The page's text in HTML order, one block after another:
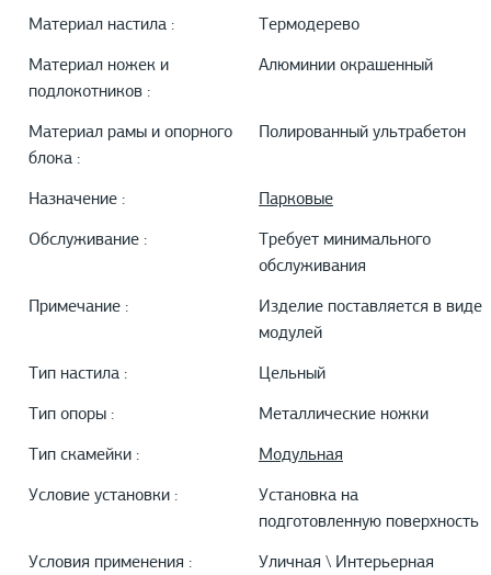
Материал настила : Термодерево
Материал ножек и
подлокотников :
Алюминии окрашенный
Материал рамы и опорного
блока :
Полированный ультрабетон
Назначение : Парковые
Обслуживание :
Требует минимального
обслуживания
Примечание :
Изделие поставляется в виде
модулей
Тип настила : Цельный
Тип опоры : Металлические ножки
Тип скамейки : Модульная
Условие установки :
Установка на
подготовленную поверхность
Условия применения : Уличная \ Интерьерная